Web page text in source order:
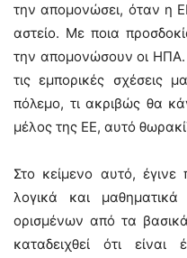
την απομονώσει, όταν η
αστείο. Με ποια
την απομονώσουν οι
τις εμπορικές σχέσεις
πόλεμο, τι ακριβώς θα
μέλος της ΕΕ, αυτό
Στο κείμενο αυτό,
λογικά και μαθηματικά
ορισμένων από τα
καταδειχθεί ότι